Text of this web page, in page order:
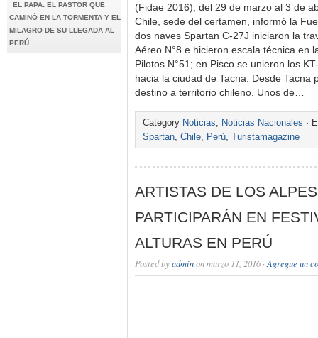
EL PAPA: EL PASTOR QUE
CAMINÓ EN LA TORMENTA Y EL
MILAGRO DE SU LLEGADA AL
PERÚ
(Fidae 2016), del 29 de marzo al 3 de
Chile, sede del certamen, informó la
dos naves Spartan C-27J iniciaron la
Aéreo N°8 e hicieron escala técnica en
Pilotos N°51; en Pisco se unieron los
hacia la ciudad de Tacna. Desde Tacna
destino a territorio chileno. Unos de…
Category Noticias, Noticias Nacionales ·
Spartan, Chile, Perú, Turistamagazine
ARTISTAS DE LOS
PARTICIPARÁN EN
ALTURAS EN PERÚ
Posted byadminon marzo 11, 2016 · Agregue un